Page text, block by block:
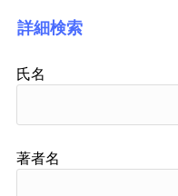
詳細検索
氏名
著者名